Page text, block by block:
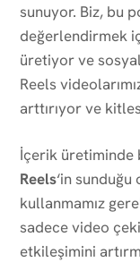
sunuyor. Biz, bu
değerlendirmek
üretiyor ve
Reels
arttırıyor ve
İçerik üretiminde
Reels‘in
kullanmamız
sadece video
etkileşimini